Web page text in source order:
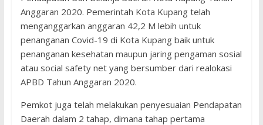
Anggaran 2020. Pemerintah Kota Kupang telah
menganggarkan anggaran 42,2 M lebih untuk
penanganan Covid-19 di Kota Kupang baik untuk
penanganan kesehatan maupun jaring pengaman sosial
atau social safety net yang bersumber dari realokasi
APBD Tahun Anggaran 2020.
Pemkot juga telah melakukan penyesuaian Pendapatan
Daerah dalam 2 tahap, dimana tahap pertama